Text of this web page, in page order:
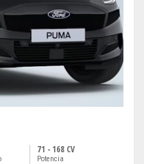
71 - 168 CV
Potencia